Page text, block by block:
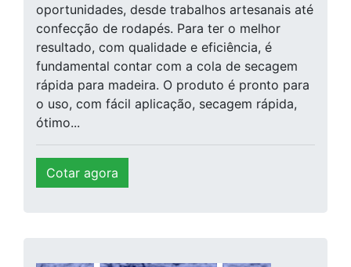
oportunidades, desde trabalhos artesanais até
confecção de rodapés. Para ter o melhor
resultado, com qualidade e eficiência, é
fundamental contar com a cola de secagem
rápida para madeira. O produto é pronto para
o uso, com fácil aplicação, secagem rápida,
ótimo...
Cotar agora